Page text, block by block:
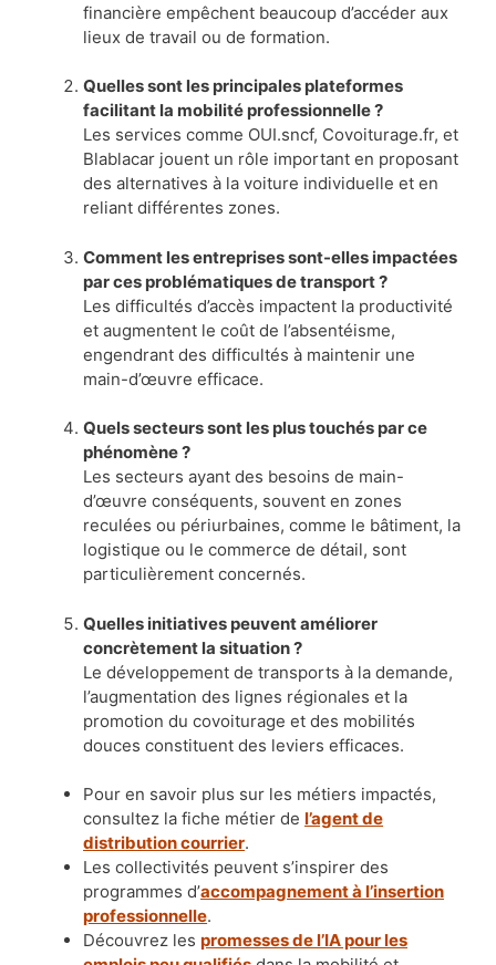
financière empêchent beaucoup d’accéder aux
lieux de travail ou de formation.
Quelles sont les principales plateformes
facilitant la mobilité professionnelle ?
Les services comme OUI.sncf, Covoiturage.fr, et
Blablacar jouent un rôle important en proposant
des alternatives à la voiture individuelle et en
reliant différentes zones.
Comment les entreprises sont-elles impactées
par ces problématiques de transport ?
Les difficultés d’accès impactent la productivité
et augmentent le coût de l’absentéisme,
engendrant des difficultés à maintenir une
main-d’œuvre efficace.
Quels secteurs sont les plus touchés par ce
phénomène ?
Les secteurs ayant des besoins de main-
d’œuvre conséquents, souvent en zones
reculées ou périurbaines, comme le bâtiment, la
logistique ou le commerce de détail, sont
particulièrement concernés.
Quelles initiatives peuvent améliorer
concrètement la situation ?
Le développement de transports à la demande,
l’augmentation des lignes régionales et la
promotion du covoiturage et des mobilités
douces constituent des leviers efficaces.
Pour en savoir plus sur les métiers impactés,
consultez la fiche métier de l’agent de
distribution courrier.
Les collectivités peuvent s’inspirer des
programmes d’accompagnement à l’insertion
professionnelle.
Découvrez les promesses de l’IA pour les